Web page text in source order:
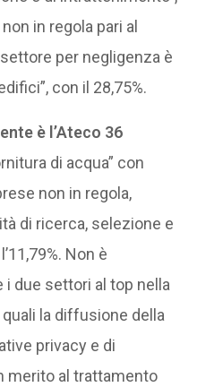
in regola pari al
per negligenza è
con il 28,75%.
è l’Ateco 36
di acqua” con
non in regola,
di ricerca, selezione e
Non è
due settori al top nella
la diffusione della
privacy e di
merito al trattamento